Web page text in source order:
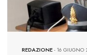
REDAZIONE-16 GIUGNO